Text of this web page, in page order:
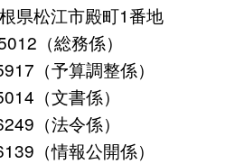
県松江市殿町1番地
（総務係）
予算調整係）
（文書係）
（法令係）
情報公開係）